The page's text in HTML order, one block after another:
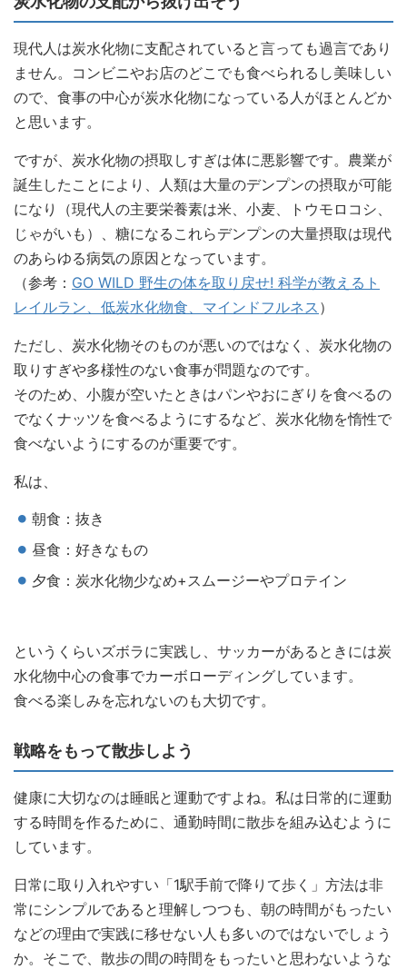
現代人は炭水化物に支配されていると言っても過言であり
ません。コンビニやお店のどこでも食べられるし美味しい
ので、食事の中心が炭水化物になっている人がほとんどか
と思います。
ですが、炭水化物の摂取しすぎは体に悪影響です。農業が
誕生したことにより、人類は大量のデンプンの摂取が可能
になり（現代人の主要栄養素は米、小麦、トウモロコシ、
じゃがいも）、糖になるこれらデンプンの大量摂取は現代
のあらゆる病気の原因となっています。
（参考： GO WILD 野生の体を取り戻せ! 科学が教えるト
レイルラン、低炭水化物食、マインドフルネス ）
ただし、炭水化物そのものが悪いのではなく、炭水化物の
取りすぎや多様性のない食事が問題なのです。
そのため、小腹が空いたときはパンやおにぎりを食べるの
でなくナッツを食べるようにするなど、炭水化物を惰性で
食べないようにするのが重要です。
私は、
朝食：抜き
昼食：好きなもの
夕食：炭水化物少なめ+スムージーやプロテイン
というくらいズボラに実践し、サッカーがあるときには炭
水化物中心の食事でカーボローディングしています。
食べる楽しみを忘れないのも大切です。
戦略をもって散歩しよう
健康に大切なのは睡眠と運動ですよね。私は日常的に運動
する時間を作るために、通勤時間に散歩を組み込むように
しています。
日常に取り入れやすい「1駅手前で降りて歩く」方法は非
常にシンプルであると理解しつつも、朝の時間がもったい
などの理由で実践に移せない人も多いのではないでしょう
か。そこで、散歩の間の時間をもったいと思わないような